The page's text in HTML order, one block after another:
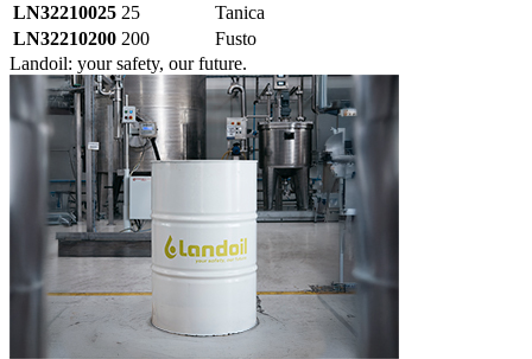
LN32210025 25
Tanica
LN32210200 200
Fusto
Landoil: your safety, our future.